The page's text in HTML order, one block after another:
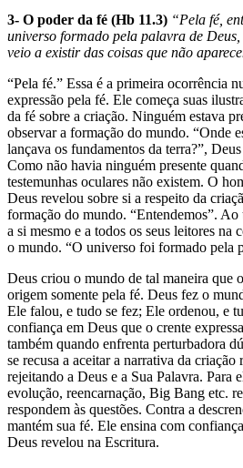
3- O poder da fé (Hb 11.3) “Pela fé,
universo formado pela palavra de
veio a existir das coisas que não
“Pela fé.” Essa é a primeira ocorrência
expressão pela fé. Ele começa suas
da fé sobre a criação. Ninguém estava
observar a formação do mundo. “Onde
lançava os fundamentos da terra?”,
Como não havia ninguém presente
testemunhas oculares não existem. O
Deus revelou sobre si a respeito da
formação do mundo. “Entendemos”.
a si mesmo e a todos os seus leitores na
o mundo. “O universo foi formado pela
Deus criou o mundo de tal maneira que
origem somente pela fé. Deus fez o
Ele falou, e tudo se fez; Ele ordenou, e
confiança em Deus que o crente
também quando enfrenta perturbadora
se recusa a aceitar a narrativa da criação
rejeitando a Deus e a Sua Palavra. Para
evolução, reencarnação, Big Bang etc.
respondem às questões. Contra a
mantém sua fé. Ele ensina com
Deus revelou na Escritura.